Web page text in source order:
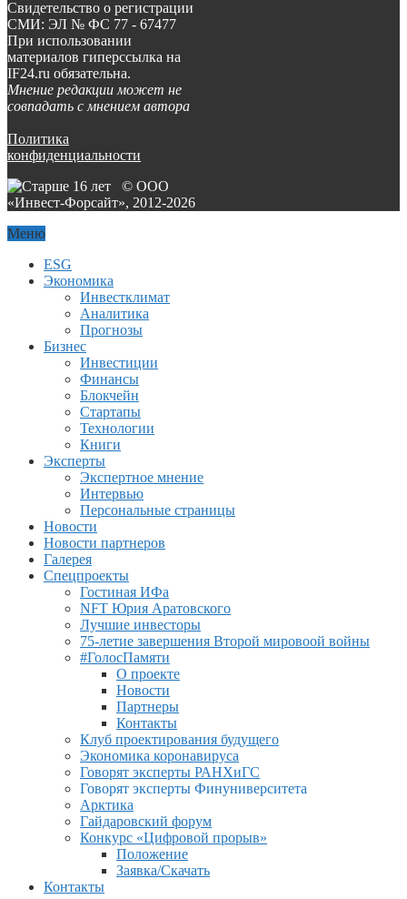
Свидетельство о регистрации
СМИ: ЭЛ № ФС 77 - 67477
При использовании
материалов гиперссылка на
IF24.ru обязательна.
Мнение редакции может не
совпадать с мнением автора
Политика
конфиденциальности
© ООО
«Инвест-Форсайт», 2012-2026
Меню
ESG
Экономика
Инвестклимат
Аналитика
Прогнозы
Бизнес
Инвестиции
Финансы
Блокчейн
Стартапы
Технологии
Книги
Эксперты
Экспертное мнение
Интервью
Персональные страницы
Новости
Новости партнеров
Галерея
Спецпроекты
Гостиная ИФа
NFT Юрия Аратовского
Лучшие инвесторы
75-летие завершения Второй мировоой войны
#ГолосПамяти
О проекте
Новости
Партнеры
Контакты
Клуб проектирования будущего
Экономика коронавируса
Говорят эксперты РАНХиГС
Говорят эксперты Финуниверситета
Арктика
Гайдаровский форум
Конкурс «Цифровой прорыв»
Положение
Заявка/Скачать
Контакты